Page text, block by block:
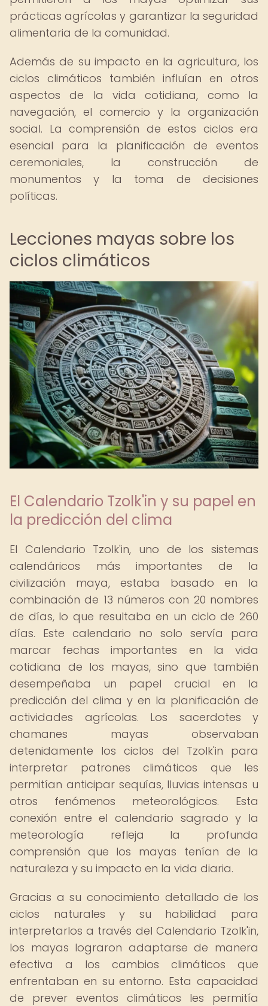
prácticas agrícolas y garantizar la seguridad
alimentaria de la comunidad.
Además de su impacto en la agricultura, los
ciclos climáticos también influían en otros
aspectos de la vida cotidiana, como la
navegación, el comercio y la organización
social. La comprensión de estos ciclos era
esencial para la planificación de eventos
ceremoniales, la construcción de
monumentos y la toma de decisiones
políticas.
Lecciones mayas sobre los
ciclos climáticos
El Calendario Tzolk'in y su papel en
la predicción del clima
El Calendario Tzolk'in, uno de los sistemas
calendáricos más importantes de la
civilización maya, estaba basado en la
combinación de 13 números con 20 nombres
de días, lo que resultaba en un ciclo de 260
días. Este calendario no solo servía para
marcar fechas importantes en la vida
cotidiana de los mayas, sino que también
desempeñaba un papel crucial en la
predicción del clima y en la planificación de
actividades agrícolas. Los sacerdotes y
chamanes mayas observaban
detenidamente los ciclos del Tzolk'in para
interpretar patrones climáticos que les
permitían anticipar sequías, lluvias intensas u
otros fenómenos meteorológicos. Esta
conexión entre el calendario sagrado y la
meteorología refleja la profunda
comprensión que los mayas tenían de la
naturaleza y su impacto en la vida diaria.
Gracias a su conocimiento detallado de los
ciclos naturales y su habilidad para
interpretarlos a través del Calendario Tzolk'in,
los mayas lograron adaptarse de manera
efectiva a los cambios climáticos que
enfrentaban en su entorno. Esta capacidad
de prever eventos climáticos les permitía